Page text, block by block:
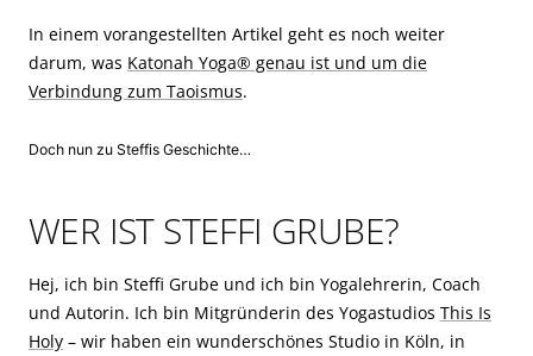
In einem vorangestellten Artikel geht es noch weiter
darum, was Katonah Yoga® genau ist und um die
Verbindung zum Taoismus.
Doch nun zu Steffis Geschichte…
WER IST STEFFI GRUBE?
Hej, ich bin Steffi Grube und ich bin Yogalehrerin, Coach
und Autorin. Ich bin Mitgründerin des Yogastudios This Is
Holy – wir haben ein wunderschönes Studio in Köln, in